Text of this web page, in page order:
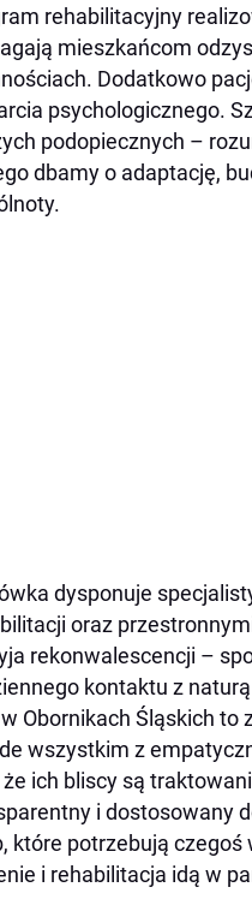
rehabilitacyjny
mieszkańcom
Dodatkowo
psychologicznego.
podopiecznych –
dbamy o adaptację,
dysponuje
oraz
rekonwalescencji –
kontaktu z
Obornikach Śląskich to
wszystkim z
ich bliscy są
i dostosowany
które potrzebują
i rehabilitacja idą w